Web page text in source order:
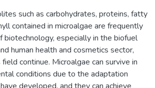
such as carbohydrates, proteins, fatty
contained in microalgae are frequently
biotechnology, especially in the biofuel
human health and cosmetics sector,
continue. Microalgae can survive in
conditions due to the adaptation